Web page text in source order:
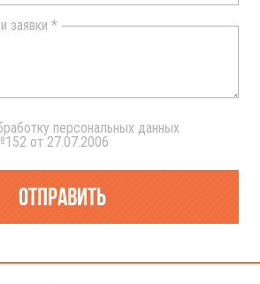
заявки *
персональных данных
от 27.07.2006
Отправить